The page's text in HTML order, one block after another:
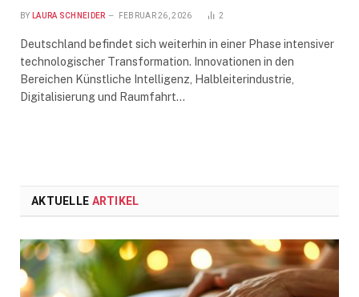
BY LAURA SCHNEIDER FEBRUAR 26, 2026 2
Deutschland befindet sich weiterhin in einer Phase intensiver
technologischer Transformation. Innovationen in den
Bereichen Künstliche Intelligenz, Halbleiterindustrie,
Digitalisierung und Raumfahrt…
AKTUELLE ARTIKEL